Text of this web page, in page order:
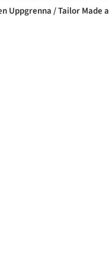
Uppgrenna / Tailor Made